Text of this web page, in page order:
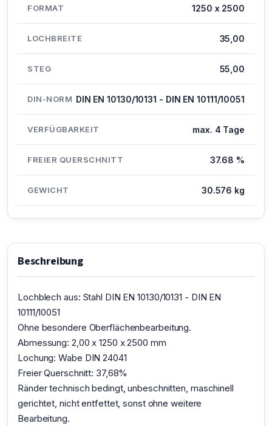
FORMAT 1250 x 2500
LOCHBREITE 35,00
STEG 55,00
DIN-NORM DIN EN 10130/10131 - DIN EN 10111/10051
VERFÜGBARKEIT max. 4 Tage
FREIER QUERSCHNITT 37.68 %
GEWICHT 30.576 kg
Beschreibung
Lochblech aus: Stahl DIN EN 10130/10131 - DIN EN
10111/10051
Ohne besondere Oberflächenbearbeitung.
Abmessung: 2,00 x 1250 x 2500 mm
Lochung: Wabe DIN 24041
Freier Querschnitt: 37,68%
Ränder technisch bedingt, unbeschnitten, maschinell
gerichtet, nicht entfettet, sonst ohne weitere
Bearbeitung.